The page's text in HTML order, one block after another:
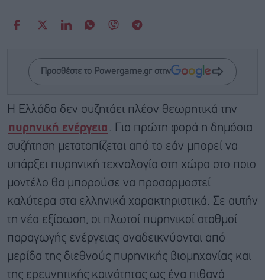
Προσθέστε το Powergame.gr στην
Η Ελλάδα δεν συζητάει πλέον θεωρητικά την
πυρηνική ενέργεια . Για πρώτη φορά η δημόσια
συζήτηση μετατοπίζεται από το εάν μπορεί να
υπάρξει πυρηνική τεχνολογία στη χώρα στο ποιο
μοντέλο θα μπορούσε να προσαρμοστεί
καλύτερα στα ελληνικά χαρακτηριστικά. Σε αυτήν
τη νέα εξίσωση, οι πλωτοί πυρηνικοί σταθμοί
παραγωγής ενέργειας αναδεικνύονται από
μερίδα της διεθνούς πυρηνικής βιομηχανίας και
της ερευνητικής κοινότητας ως ένα πιθανό